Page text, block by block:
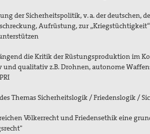
der Sicherheitspolitik, v. a. der deutschen,
Aufrüstung, zur
die Kritik der Rüstungsproduktion im
qualitativ z.B. Drohnen, autonome
Themas Sicherheitslogik / Friedenslogik /
Völkerrecht und Friedensethik eine